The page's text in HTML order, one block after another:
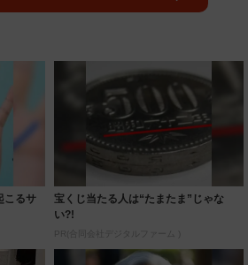
こるサ
宝くじ当たる人は“たまたま”じゃな
い?!
PR(合同会社デジタルファーム )